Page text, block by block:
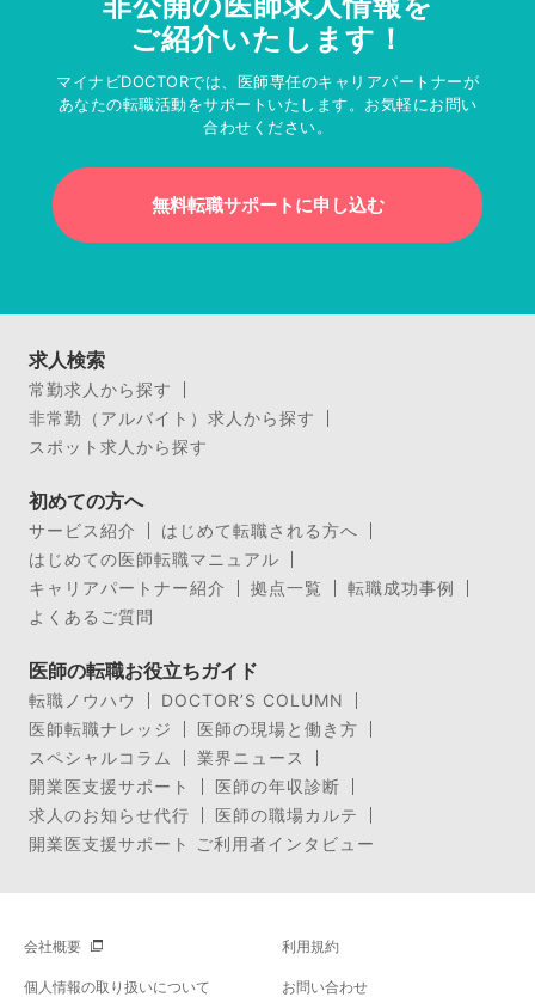
ご紹介いたします！
マイナビDOCTORでは、医師専任のキャリアパートナーが
あなたの転職活動をサポートいたします。お気軽にお問い
合わせください。
無料転職サポートに申し込む
求人検索
常勤求人から探す
非常勤（アルバイト）求人から探す
スポット求人から探す
初めての方へ
サービス紹介
はじめて転職される方へ
はじめての医師転職マニュアル
キャリアパートナー紹介
拠点一覧
転職成功事例
よくあるご質問
医師の転職お役立ちガイド
転職ノウハウ
DOCTOR’S COLUMN
医師転職ナレッジ
医師の現場と働き方
スペシャルコラム
業界ニュース
開業医支援サポート
医師の年収診断
求人のお知らせ代行
医師の職場カルテ
開業医支援サポート ご利用者インタビュー
会社概要 利用規約
個人情報の取り扱いについて お問い合わせ